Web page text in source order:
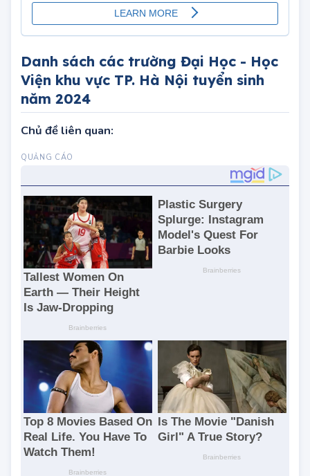
Danh sách các trường Đại Học - Học
Viện khu vực TP. Hà Nội tuyển sinh
năm 2024
Chủ đề liên quan: